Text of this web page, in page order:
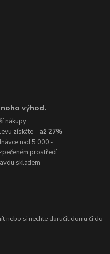
výhod.
nákupy
získáte - až 27%
nad 5.000,-
prostředí
skladem
nebo si nechte doručit domu či do